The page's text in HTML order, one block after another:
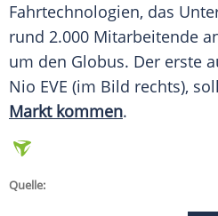
Fahrtechnologien, das
rund 2.000 Mitarbeitende
um den Globus. Der erste
Nio EVE (im Bild rechts), soll
Markt kommen.
Quelle: